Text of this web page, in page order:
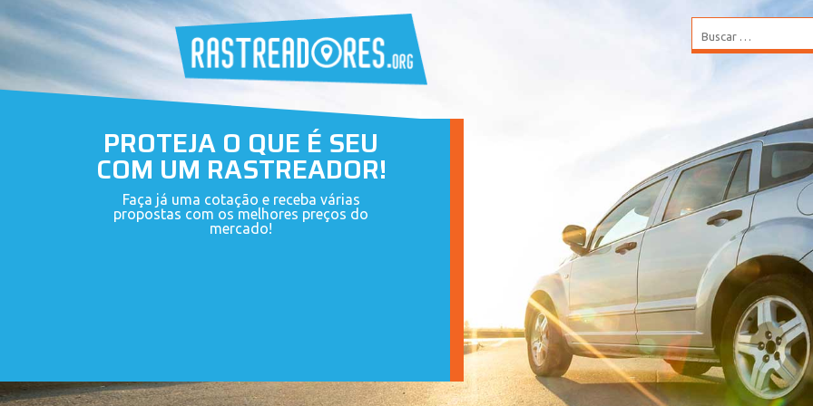
PROTEJA O QUE É SEU
COM UM RASTREADOR!
Faça já uma cotação e receba várias
propostas com os melhores preços do
mercado!